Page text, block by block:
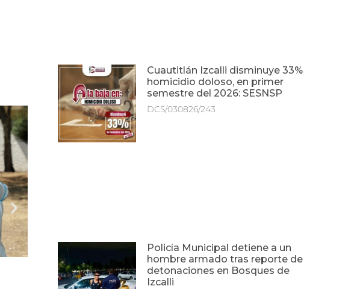
Cuautitlán Izcalli disminuye 33%
homicidio doloso, en primer
semestre del 2026: SESNSP
DCS/030826/243
Policía Municipal detiene a un
hombre armado tras reporte de
detonaciones en Bosques de
Izcalli